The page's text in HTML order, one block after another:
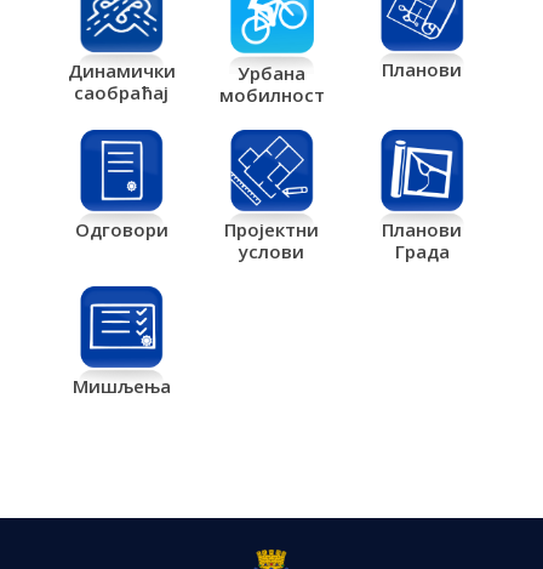
Динамички
саобраћај
Урбана
мобилност
Планови
Одговори
Пројектни
услови
Планови
Града
Мишљења